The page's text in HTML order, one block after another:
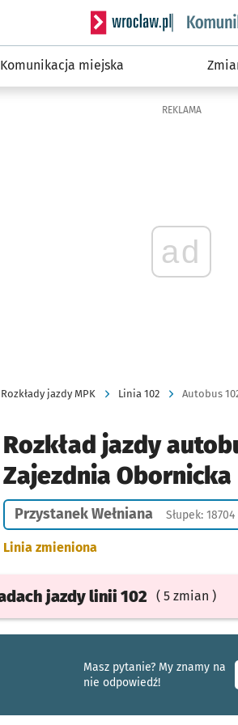
Serwis informacyjny
Komunikacja miejska
REKLAMA
ad
Rozkłady jazdy MPK Linia 102 Autobus
Rozkład jazdy
Zajezdnia Obornicka
Przystanek Wełniana Słupek: 18704
Linia zmieniona
jazdylinii 102 ( 5 zmian )
Masz pytanie? My znamy na
nie odpowiedź!